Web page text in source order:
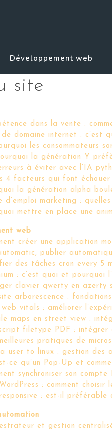
Développement web
site
dans la vente :
de domaine internet : c’est
les consommateurs
la génération Y
à éviter avec l’IA
4 facteurs qui font
la génération alpha
d’emploi marketing :
mettre en place une
web
créer une application
publier
des tâches cron every 5
: c’est quoi et pourquoi
clavier qwerty en azerty
arborescence :
web vitals : améliorer
maps en street view :
filetype PDF : intégrer
pratiques de
user to linux : gestion des
ce qu’un Pop-Up et
synchroniser son
: comment choisir
: est-il préférable
et gestion